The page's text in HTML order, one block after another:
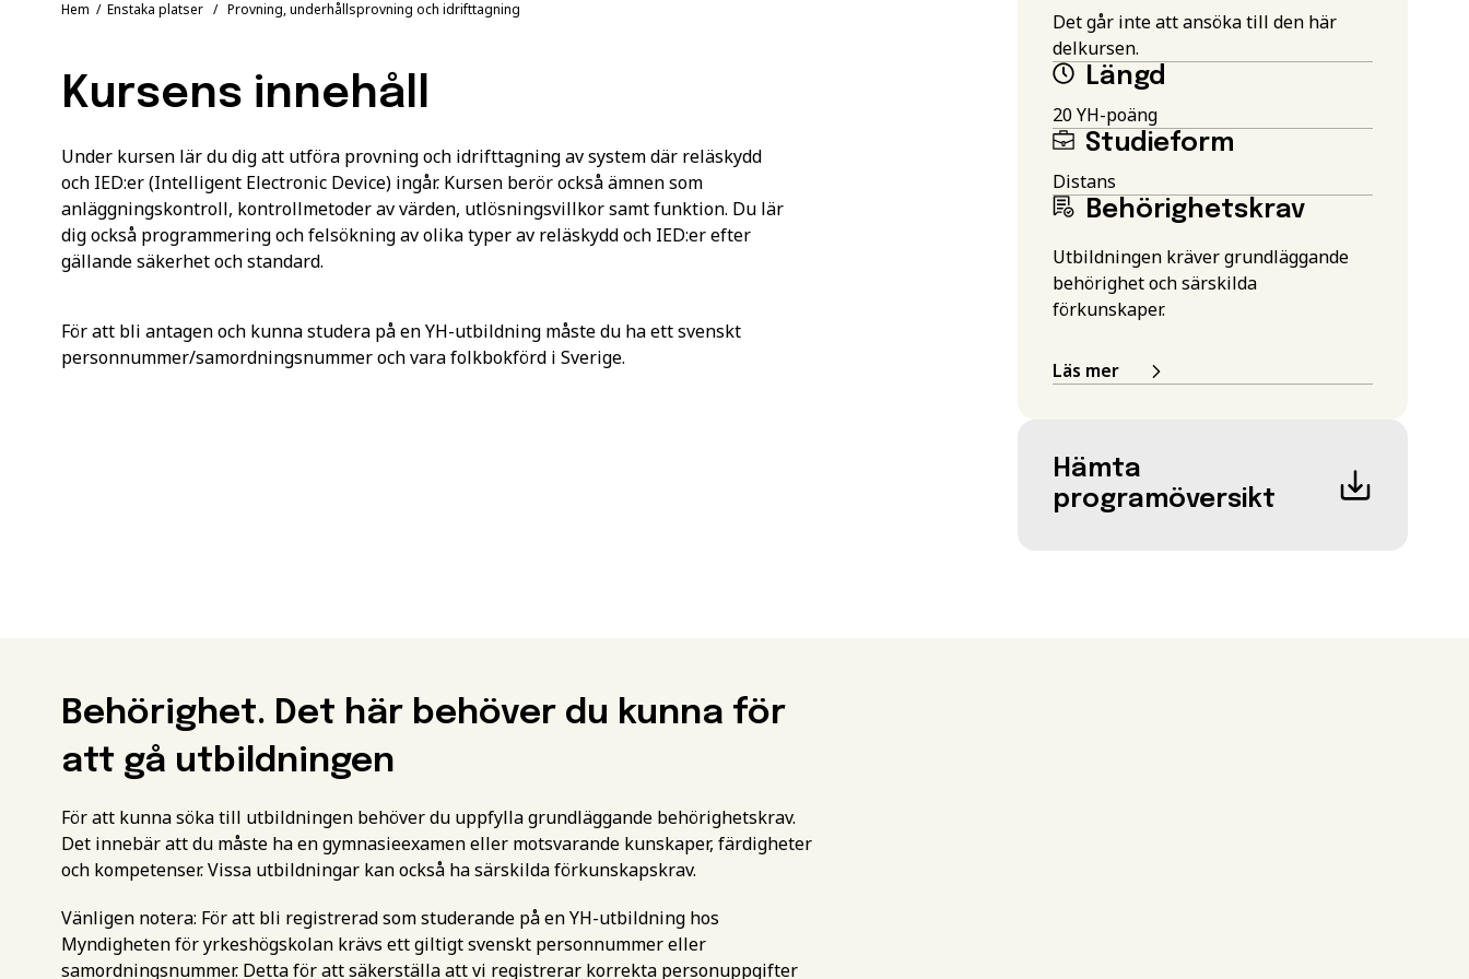
Hem / Enstaka platser / Provning, underhållsprovning och idrifttagning
Kursens innehåll
Under kursen lär du dig att utföra provning och idrifttagning av system där reläskydd
och IED:er (Intelligent Electronic Device) ingår. Kursen berör också ämnen som
anläggningskontroll, kontrollmetoder av värden, utlösningsvillkor samt funktion. Du lär
dig också programmering och felsökning av olika typer av reläskydd och IED:er efter
gällande säkerhet och standard.
För att bli antagen och kunna studera på en YH-utbildning måste du ha ett svenskt
personnummer/samordningsnummer och vara folkbokförd i Sverige.
Det går inte att ansöka till den här
delkursen.
Längd
20 YH-poäng
Studieform
Distans
Behörighetskrav
Utbildningen kräver grundläggande
behörighet och särskilda
förkunskaper.
Läs mer
Hämta
programöversikt
Behörighet. Det här behöver du kunna för
att gå utbildningen
För att kunna söka till utbildningen behöver du uppfylla grundläggande behörighetskrav.
Det innebär att du måste ha en gymnasieexamen eller motsvarande kunskaper, färdigheter
och kompetenser. Vissa utbildningar kan också ha särskilda förkunskapskrav.
Vänligen notera: För att bli registrerad som studerande på en YH-utbildning hos
Myndigheten för yrkeshögskolan krävs ett giltigt svenskt personnummer eller
samordningsnummer. Detta för att säkerställa att vi registrerar korrekta personuppgifter